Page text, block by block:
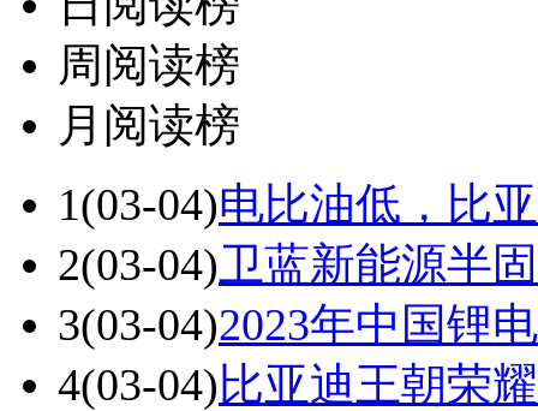
周阅读榜
月阅读榜
1(03-04)电比油低，比
2(03-04)卫蓝新能源半
3(03-04)2023年中国锂
4(03-04)比亚迪王朝荣